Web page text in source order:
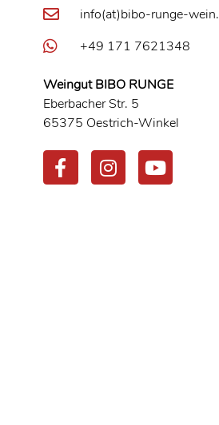
info(at)bibo-runge-
+49 171 7621348
Weingut BIBO RUNGE
Eberbacher Str. 5
65375 Oestrich-Winkel